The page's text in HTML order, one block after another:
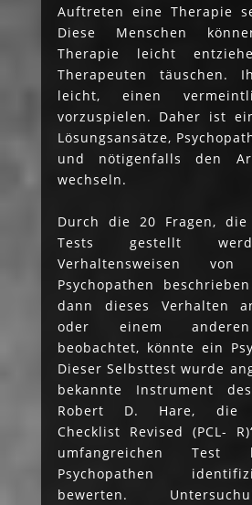
Auftreten eine Therapie
Diese Menschen
Therapie leicht
Therapeuten täuschen.
leicht, einen
vorzuspielen. Daher ist
Lösungsansätze,
und nötigenfalls den
wechseln.
Durch die 20 Fragen,
Tests gestellt
Verhaltensweisen von
Psychopathen
dann dieses Verhalten
oder einem anderen
beobachtet, könnte ein
Dieser Selbsttest wurde
bekannte Instrument
Robert D. Hare, die
Checklist Revised (PCL-
umfangreichen Test
Psychopathen
bewerten.